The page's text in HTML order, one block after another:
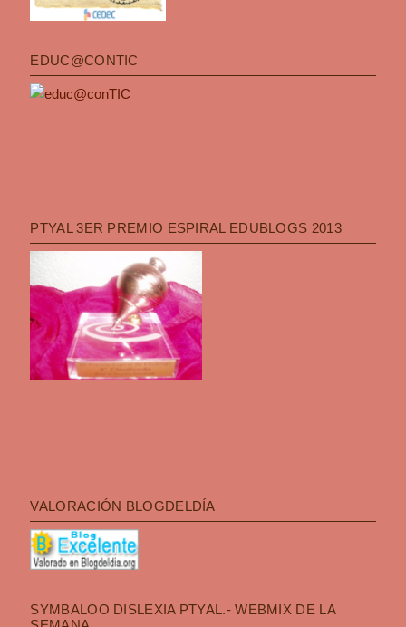
EDUC@CONTIC
PTYAL 3ER PREMIO ESPIRAL EDUBLOGS 2013
VALORACIÓN BLOGDELDÍA
SYMBALOO DISLEXIA PTYAL.- WEBMIX DE LA